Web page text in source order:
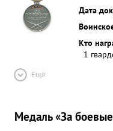
Дата
Кто
1
Ещё
Медаль «За боевые